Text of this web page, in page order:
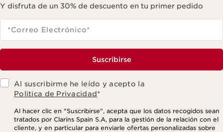
Y disfruta de un 30% de descuento en tu primer pedido
*Correo Electrónico*
Suscribirse
Al suscribirme he leído y acepto la
Politica de Privacidad*
Al hacer clic en "Suscribirse", acepta que los datos recogidos sean
tratados por Clarins Spain S.A, para la gestión de la relación con el
cliente, y en particular para enviarle ofertas personalizadas sobre